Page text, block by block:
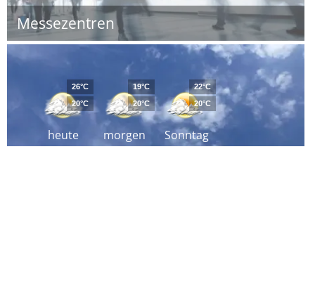
Messezentren
heute
26°C
20°C
morgen
19°C
20°C
Sonntag
22°C
20°C